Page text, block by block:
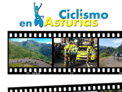
CICLISMO EN